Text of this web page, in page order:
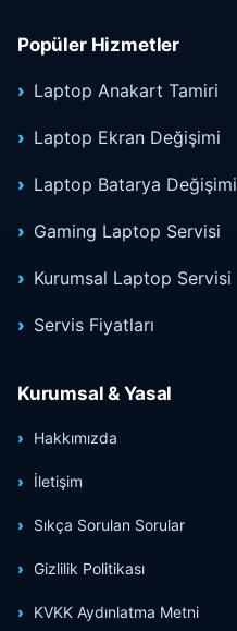
Popüler Hizmetler
Laptop Anakart Tamiri
Laptop Ekran Değişimi
Laptop Batarya Değişimi
Gaming Laptop Servisi
Kurumsal Laptop Servisi
Servis Fiyatları
Kurumsal & Yasal
Hakkımızda
İletişim
Sıkça Sorulan Sorular
Gizlilik Politikası
KVKK Aydınlatma Metni